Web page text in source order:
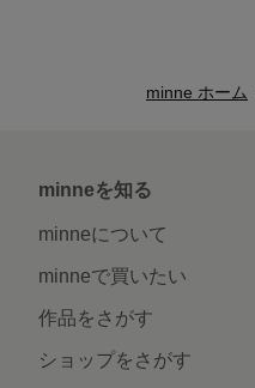
minne ホーム
minneを知る
minneについて
minneで買いたい
作品をさがす
ショップをさがす